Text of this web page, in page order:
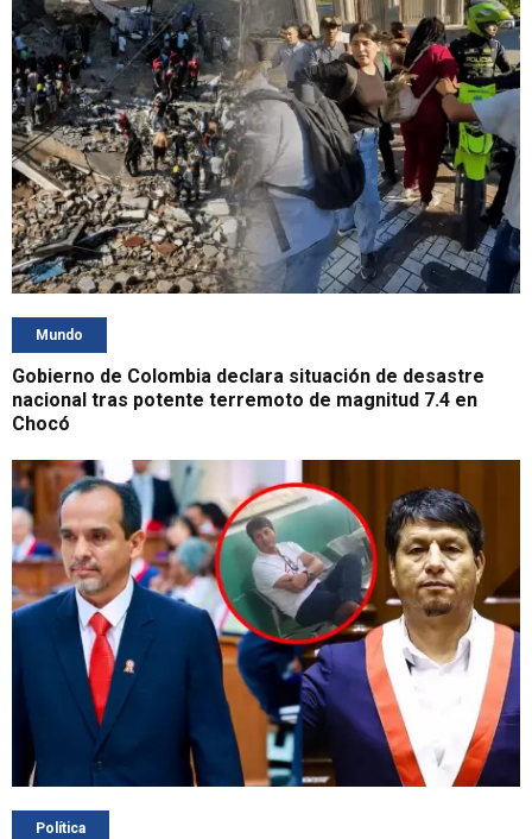
Mundo
Gobierno de Colombia declara situación de desastre
nacional tras potente terremoto de magnitud 7.4 en
Chocó
Política